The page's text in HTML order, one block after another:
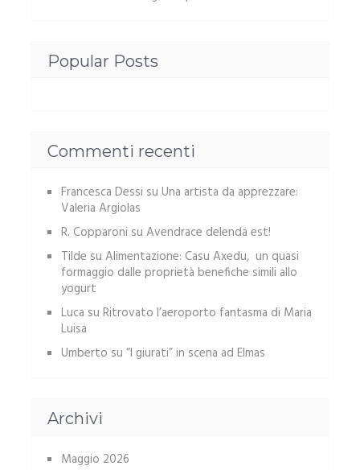
Popular Posts
Commenti recenti
Francesca Dessi su Una artista da apprezzare:
Valeria Argiolas
R. Copparoni su Avendrace delenda est!
Tilde su Alimentazione: Casu Axedu, un quasi
formaggio dalle proprietà benefiche simili allo
yogurt
Luca su Ritrovato l’aeroporto fantasma di Maria
Luisa
Umberto su “I giurati” in scena ad Elmas
Archivi
Maggio 2026